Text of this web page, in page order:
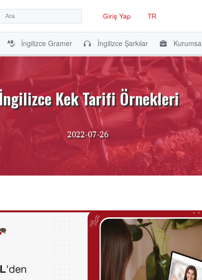
Giriş Yap TR
İngilizce Gramer İngilizce Şarkılar
İngilizce Kek Tarifi Örnekleri
2022-07-26